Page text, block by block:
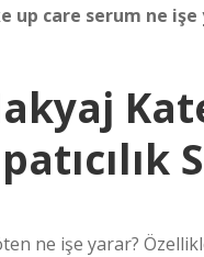
up care serum ne işe
ne işe yarar?